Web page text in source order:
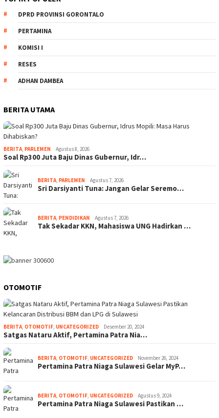
DPRD PROVINSI GORONTALO
PERTAMINA
KOMISI I
RESES
ADHAN DAMBEA
BERITA UTAMA
BERITA, PARLEMEN Agustus 8, 2026
Soal Rp300 Juta Baju Dinas Gubernur, Idr…
BERITA, PARLEMEN Agustus 7, 2026
Sri Darsiyanti Tuna: Jangan Gelar Seremo…
BERITA, PENDIDIKAN Agustus 7, 2026
Tak Sekadar KKN, Mahasiswa UNG Hadirkan …
OTOMOTIF
BERITA, OTOMOTIF, UNCATEGORIZED Desember 20, 2024
Satgas Nataru Aktif, Pertamina Patra Nia…
BERITA, OTOMOTIF, UNCATEGORIZED November 26, 2024
Pertamina Patra Niaga Sulawesi Gelar MyP…
BERITA, OTOMOTIF, UNCATEGORIZED Agustus 9, 2024
Pertamina Patra Niaga Sulawesi Pastikan …